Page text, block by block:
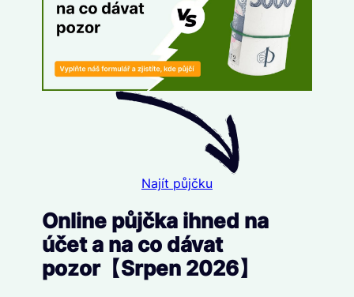
Najít půjčku
Online půjčka ihned na
účet a na co dávat
pozor【Srpen 2026】